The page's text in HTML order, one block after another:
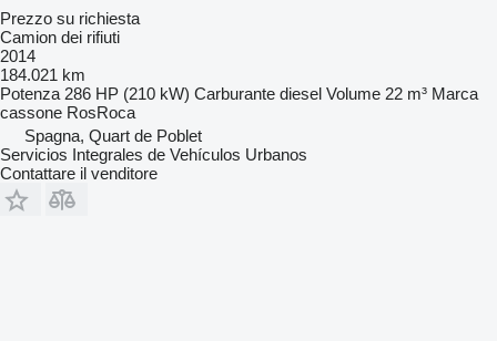
Prezzo su richiesta
Camion dei rifiuti
2014
184.021 km
Potenza 286 HP (210 kW) Carburante diesel Volume 22 m³ Marca
cassone RosRoca
Spagna, Quart de Poblet
Servicios Integrales de Vehículos Urbanos
Contattare il venditore